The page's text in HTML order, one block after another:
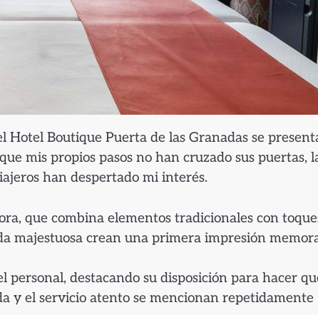
Boutique Puerta de las Granadas se
mis propios pasos no han cruzado sus puertas,
han despertado mi interés.
que combina elementos tradicionales con
majestuosa crean una primera impresión
destacando su disposición para hacer
y el servicio atento se mencionan repetidamente